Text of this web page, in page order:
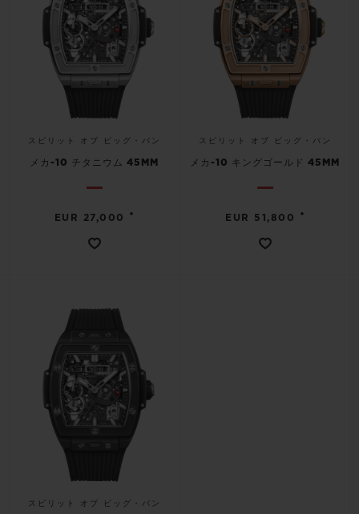
スピリット オブ ビッグ・バン
メカ-10 チタニウム 45MM
EUR 27,000 •
スピリット オブ ビッグ・バン
メカ-10 キングゴールド 45MM
EUR 51,800 •
スピリット オブ ビッグ・バン